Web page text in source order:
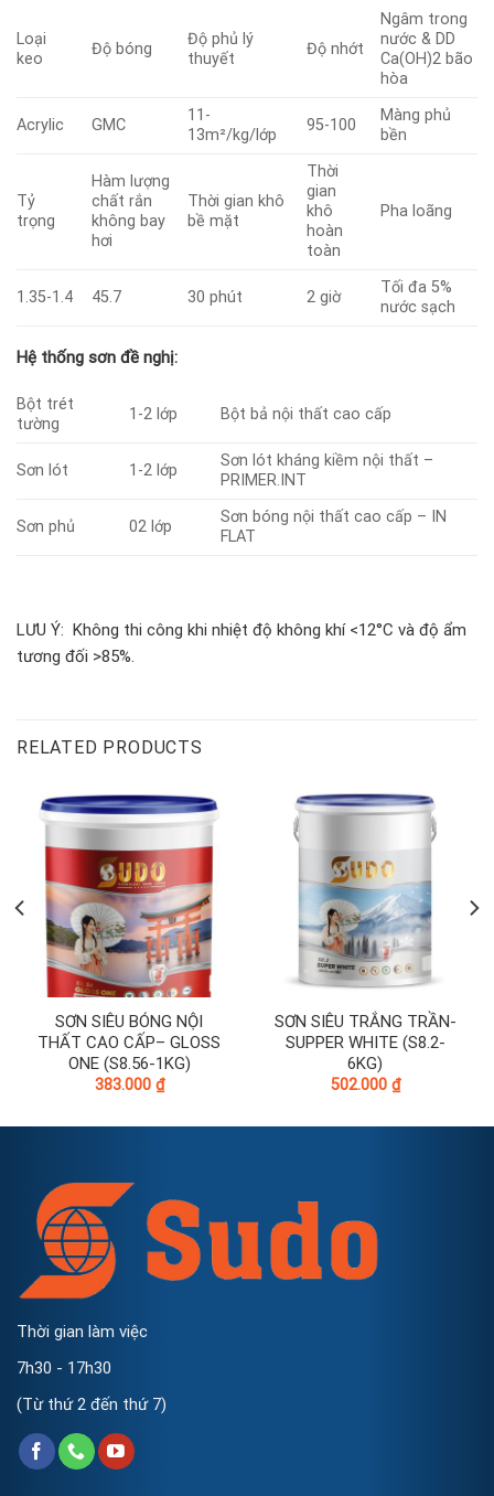
Loại
keo
Độ bóng
Độ phủ lý
thuyết
Độ nhớt
Ngâm trong
nước & DD
Ca(OH)2 bão
hòa
Acrylic GMC
11-
13m²/kg/lớp
95-100
Màng phủ
bền
Tỷ
trọng
Hàm lượng
chất rắn
không bay
hơi
Thời gian khô
bề mặt
Thời
gian
khô
hoàn
toàn
Pha loãng
1.35-1.4 45.7 30 phút 2 giờ
Tối đa 5%
nước sạch
Hệ thống sơn đề nghị:
Bột trét
tường
1-2 lớp Bột bả nội thất cao cấp
Sơn lót 1-2 lớp
Sơn lót kháng kiềm nội thất –
PRIMER.INT
Sơn phủ 02 lớp
Sơn bóng nội thất cao cấp – IN
FLAT
LƯU Ý: Không thi công khi nhiệt độ không khí <12°C và độ ẩm
tương đối >85%.
RELATED PRODUCTS
SƠN SIÊU BÓNG NỘI
THẤT CAO CẤP– GLOSS
ONE (S8.56-1KG)
383.000 ₫
SƠN SIÊU TRẮNG TRẦN-
SUPPER WHITE (S8.2-
6KG)
502.000 ₫
Thời gian làm việc
7h30 - 17h30
(Từ thứ 2 đến thứ 7)